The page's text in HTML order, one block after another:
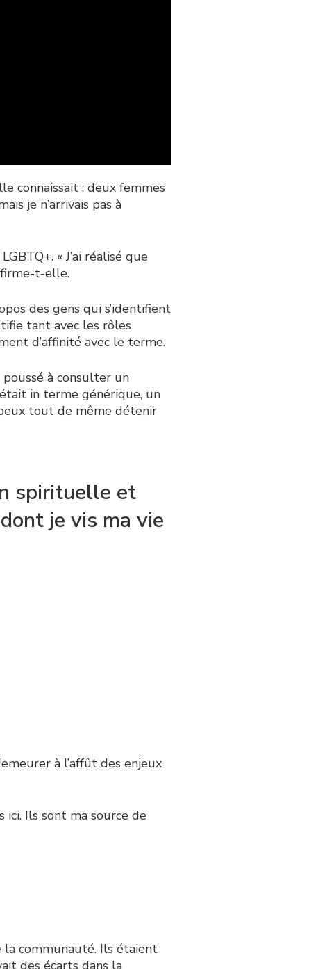
connaissait : deux femmes
je n’arrivais pas à
« J’ai réalisé que
t-elle.
des gens qui s’identifient
tant avec les rôles
d’affinité avec le terme.
poussé à consulter un
in terme générique, un
tout de même détenir
spirituelle et
je vis ma vie
à l’affût des enjeux
ici. Ils sont ma source de
communauté. Ils étaient
des écarts dans la